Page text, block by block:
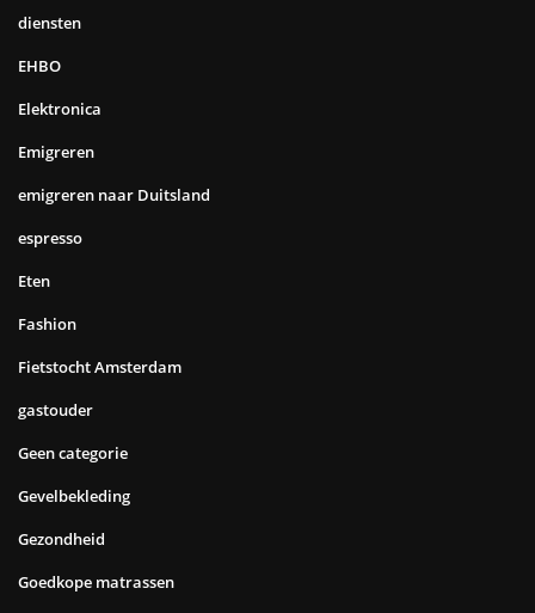
diensten
EHBO
Elektronica
Emigreren
emigreren naar Duitsland
espresso
Eten
Fashion
Fietstocht Amsterdam
gastouder
Geen categorie
Gevelbekleding
Gezondheid
Goedkope matrassen